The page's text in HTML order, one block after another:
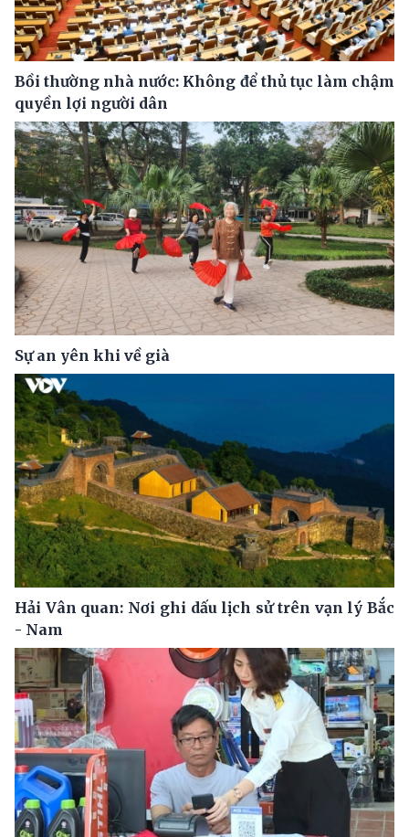
Bồi thường nhà nước: Không để thủ tục làm chậm
quyền lợi người dân
Sự an yên khi về già
Hải Vân quan: Nơi ghi dấu lịch sử trên vạn lý Bắc
- Nam